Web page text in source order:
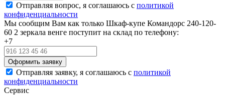
Отправляя вопрос, я соглашаюсь с политикой
конфиденциальности
Мы сообщим Вам как только Шкаф-купе Командорс 240-120-
60 2 зеркала венге поступит на склад по телефону:
+7
Отправляя заявку, я соглашаюсь с политикой
конфиденциальности
Сервис